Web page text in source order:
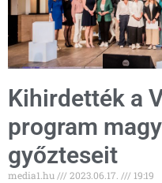
Kihirdették a
program
győzteseit
media1.hu 2023.06.17. 19:19